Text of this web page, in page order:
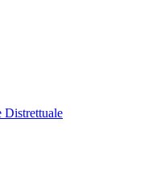
Distrettuale